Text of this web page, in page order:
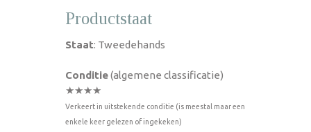
Productstaat
Staat: Tweedehands
Conditie(algemene classificatie)
★★★★
Verkeert in uitstekende conditie (is meestal maar een
enkele keer gelezen of ingekeken)